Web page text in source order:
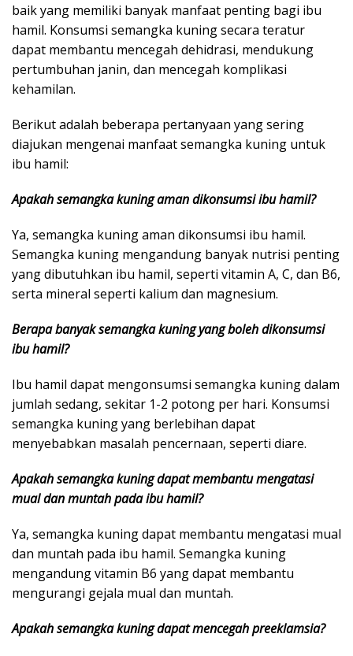
baik yang memiliki banyak manfaat penting bagi ibu
hamil. Konsumsi semangka kuning secara teratur
dapat membantu mencegah dehidrasi, mendukung
pertumbuhan janin, dan mencegah komplikasi
kehamilan.
Berikut adalah beberapa pertanyaan yang sering
diajukan mengenai manfaat semangka kuning untuk
ibu hamil:
Apakah semangka kuning aman dikonsumsi ibu hamil?
Ya, semangka kuning aman dikonsumsi ibu hamil.
Semangka kuning mengandung banyak nutrisi penting
yang dibutuhkan ibu hamil, seperti vitamin A, C, dan B6,
serta mineral seperti kalium dan magnesium.
Berapa banyak semangka kuning yang boleh dikonsumsi
ibu hamil?
Ibu hamil dapat mengonsumsi semangka kuning dalam
jumlah sedang, sekitar 1-2 potong per hari. Konsumsi
semangka kuning yang berlebihan dapat
menyebabkan masalah pencernaan, seperti diare.
Apakah semangka kuning dapat membantu mengatasi
mual dan muntah pada ibu hamil?
Ya, semangka kuning dapat membantu mengatasi mual
dan muntah pada ibu hamil. Semangka kuning
mengandung vitamin B6 yang dapat membantu
mengurangi gejala mual dan muntah.
Apakah semangka kuning dapat mencegah preeklamsia?